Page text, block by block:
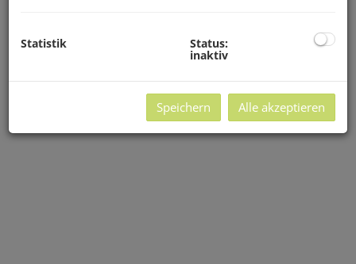
Statistik Status:
inaktiv
Speichern Alle akzeptieren